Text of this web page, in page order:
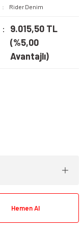
Rider Denim
9.015,50 TL
(%5,00
Avantajlı)
Hemen Al